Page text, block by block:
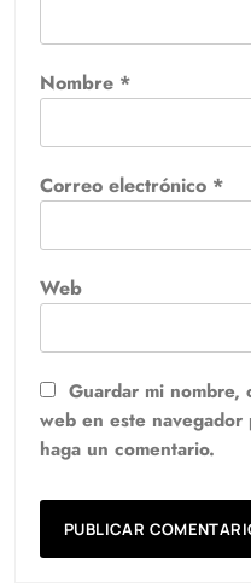
Nombre *
Correo electrónico *
Web
Guardar mi
web en este
haga un comentario.